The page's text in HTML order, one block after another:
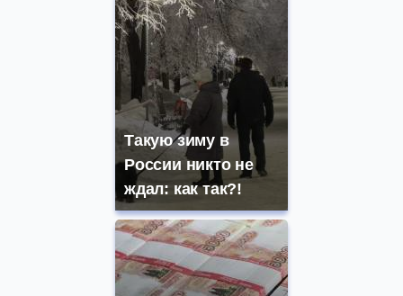
Такую зиму в
России никто не
ждал: как так?!